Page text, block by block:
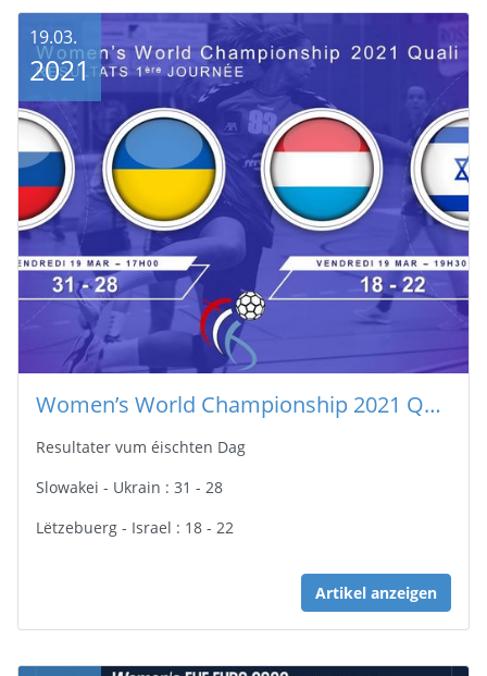
Women’s World Championship 2021 Quali R1
Resultater vum éischten Dag
Slowakei - Ukrain : 31 - 28
Lëtzebuerg - Israel : 18 - 22
Artikel anzeigen
19.03.
2021